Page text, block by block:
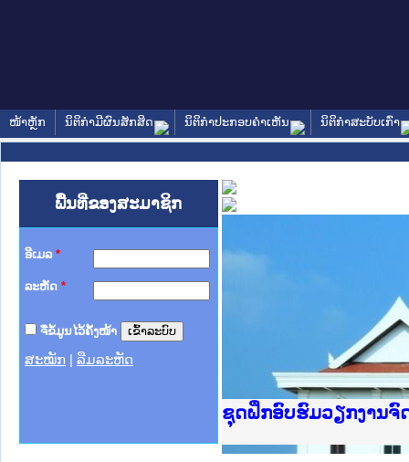
ໜ້າຫຼັກ ນິຕິກໍາມີຜົນສັກສິດ ນິຕິກໍາປະກອບຄໍາເຫັນ ນິຕິກໍາສະບັບເກົ່າ
ພື້ນທີ່ຂອງສະມາຊິກ
ອີເມລ *
ລະຫັດ *
ຈື່ຂໍ້ມູນໄວ້ຄັ້ງໜ້າ
ສະໝັກ ລືມລະຫັດ
Ministry of Justice
ເຜີຍແຜ່ວັບໄຊຈົດໝາຍເ
ກະຊວງຍຸຕິທຳ
ຊຸດຝຶກອົບຮົມວຽກງານຈົ
ກອງປະຊຸມທົບທວນຄືນກ
ຝຶກອົບຮົມ ຜູ່ປະສານງາ
ຝຶກອົບຮົມ ຜູ່ປະສານງາ
ເຜີຍແຜ່ແອັບກົດໝາຍລາ
ເຜີຍແຜ່ແອັບກົດໝາຍລາ
ຍົກລະດັບວຽກງານຈົດໝ
ຊຸດຝຶກອົບຮົມວຽກງານຈົ